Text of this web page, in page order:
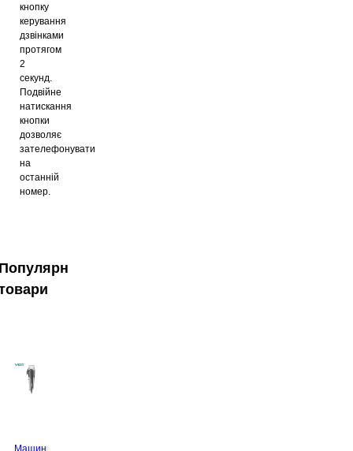
кнопку
керування
дзвінками
протягом
2
секунд.
Подвійне
натискання
кнопки
дозволяє
зателефонувати
на
останній
номер.